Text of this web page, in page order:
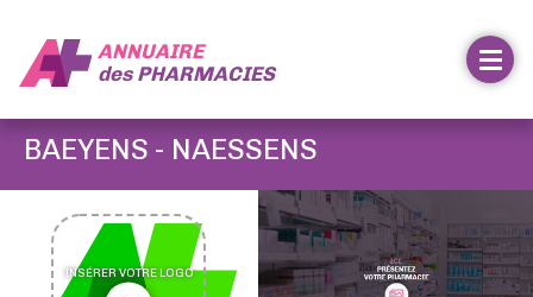
ANNUAIRE
desPHARMACIES
BAEYENS - NAESSENS
INSÉRER VOTRE LOGO